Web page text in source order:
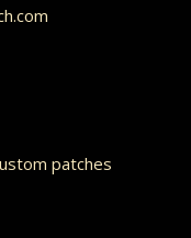
patches